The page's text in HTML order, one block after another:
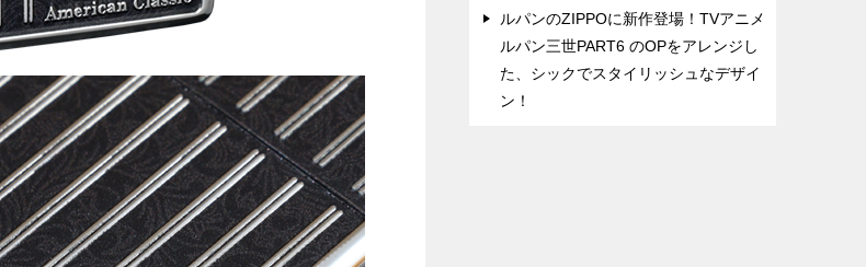
ルパンのZIPPOに新作登場！TVアニメ
ルパン三世PART6 のOPをアレンジし
た、シックでスタイリッシュなデザイ
ン！